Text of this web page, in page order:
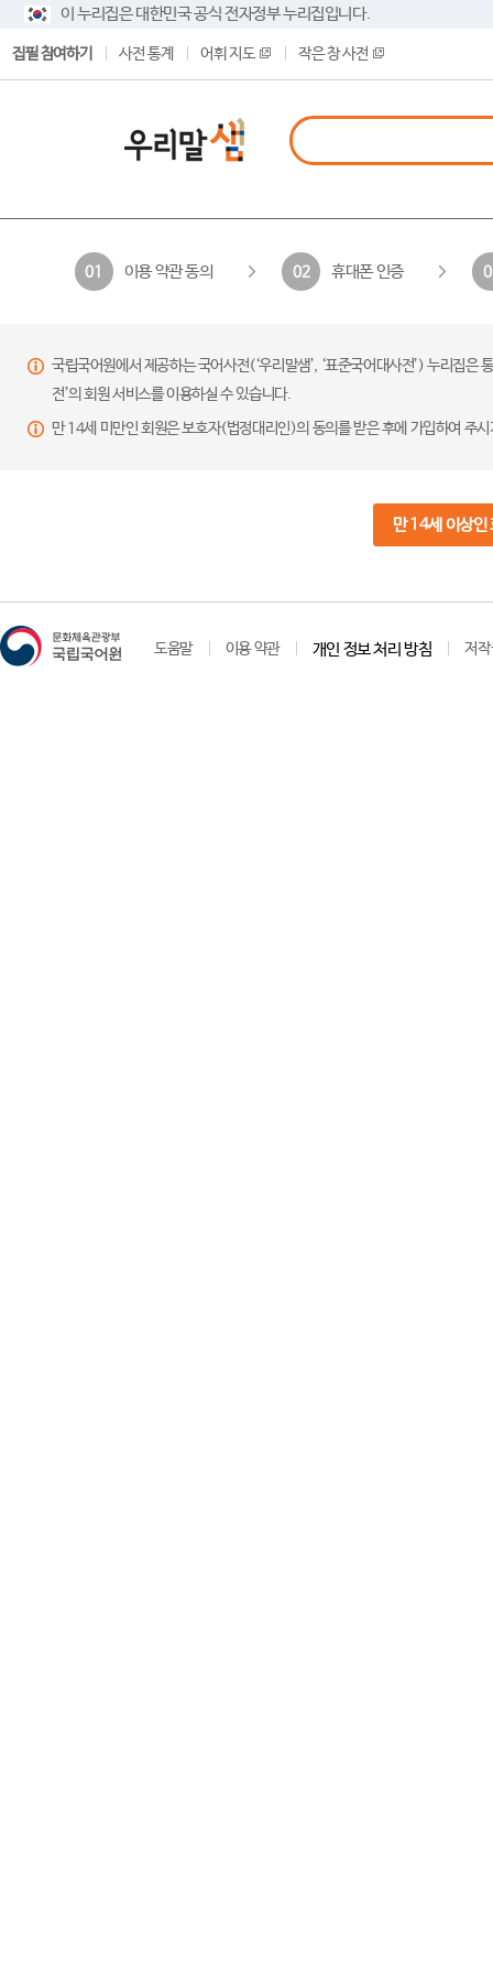
이 누리집은 대한민국 공식 전자정부 누리집입니다.
집필 참여하기 사전 통계 어휘 지도 작은 창 사전
01 이용 약관 동의 02 휴대폰 인증
국립국어원에서 제공하는 국어사전(‘우리말샘’, ‘표준국어대사전’) 누리집
전’의 회원 서비스를 이용하실 수 있습니다.
만 14세 미만인 회원은 보호자(법정대리인)의 동의를 받은 후에 가입하여 주
만 14세 이상인
도움말 이용 약관 개인 정보 처리 방침 저